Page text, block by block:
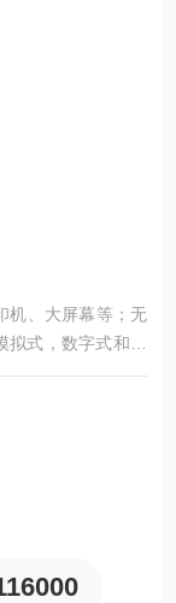
机、大屏幕等；无
式，数字式和防
合理。